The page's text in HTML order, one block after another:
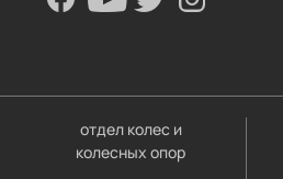
отдел колес и
колесных опор